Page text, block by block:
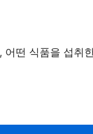
떤 식품을 섭